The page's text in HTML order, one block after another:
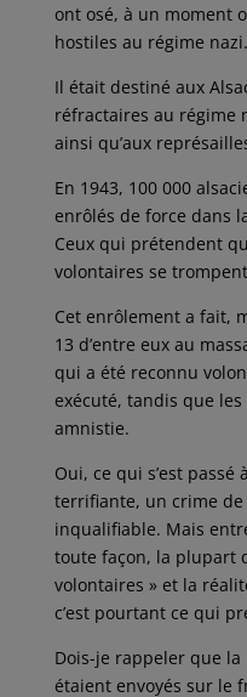
ont osé, à un moment
hostiles au régime nazi.
Il était destiné aux
réfractaires au régime
ainsi qu’aux
En 1943, 100 000
enrôlés de force dans
Ceux qui prétendent
volontaires se
Cet enrôlement a fait,
13 d’entre eux au
qui a été reconnu
exécuté, tandis que
amnistie.
Oui, ce qui s’est
terrifiante, un crime
inqualifiable. Mais
toute façon, la plupart
volontaires » et la
c’est pourtant ce qui
Dois-je rappeler que
étaient envoyés sur le